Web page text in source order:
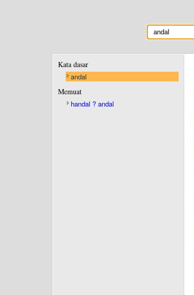
Kata dasar
andal
Memuat
handal ? andal